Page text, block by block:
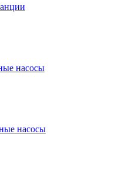
насосы
насосы